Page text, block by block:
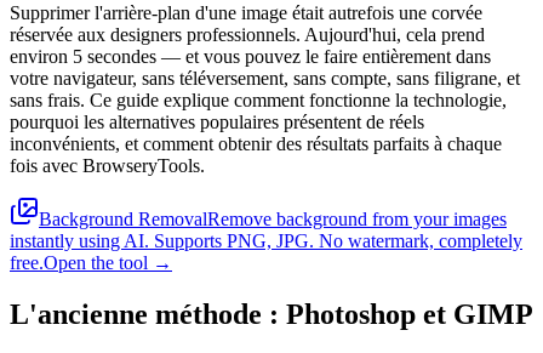
Supprimer l'arrière-plan d'une image était autrefois une corvée
réservée aux designers professionnels. Aujourd'hui, cela prend
environ 5 secondes — et vous pouvez le faire entièrement dans
votre navigateur, sans téléversement, sans compte, sans filigrane, et
sans frais. Ce guide explique comment fonctionne la technologie,
pourquoi les alternatives populaires présentent de réels
inconvénients, et comment obtenir des résultats parfaits à chaque
fois avec BrowseryTools.
Background RemovalRemove background from your images
instantly using AI. Supports PNG, JPG. No watermark, completely
free.Open the tool →
L'ancienne méthode : Photoshop et GIMP